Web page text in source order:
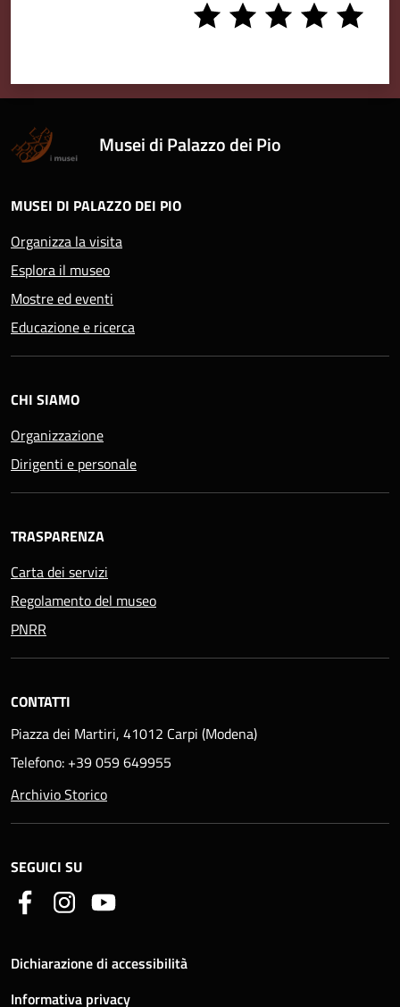
5
stars
4
stars
3
stars
2
stars
1
stars
Musei di Palazzo dei Pio
MUSEI DI PALAZZO DEI PIO
Organizza la visita
Esplora il museo
Mostre ed eventi
Educazione e ricerca
CHI SIAMO
Organizzazione
Dirigenti e personale
TRASPARENZA
Carta dei servizi
Regolamento del museo
PNRR
CONTATTI
Piazza dei Martiri, 41012 Carpi (Modena)
Telefono: +39 059 649955
Archivio Storico
SEGUICI SU
Dichiarazione di accessibilità
Informativa privacy